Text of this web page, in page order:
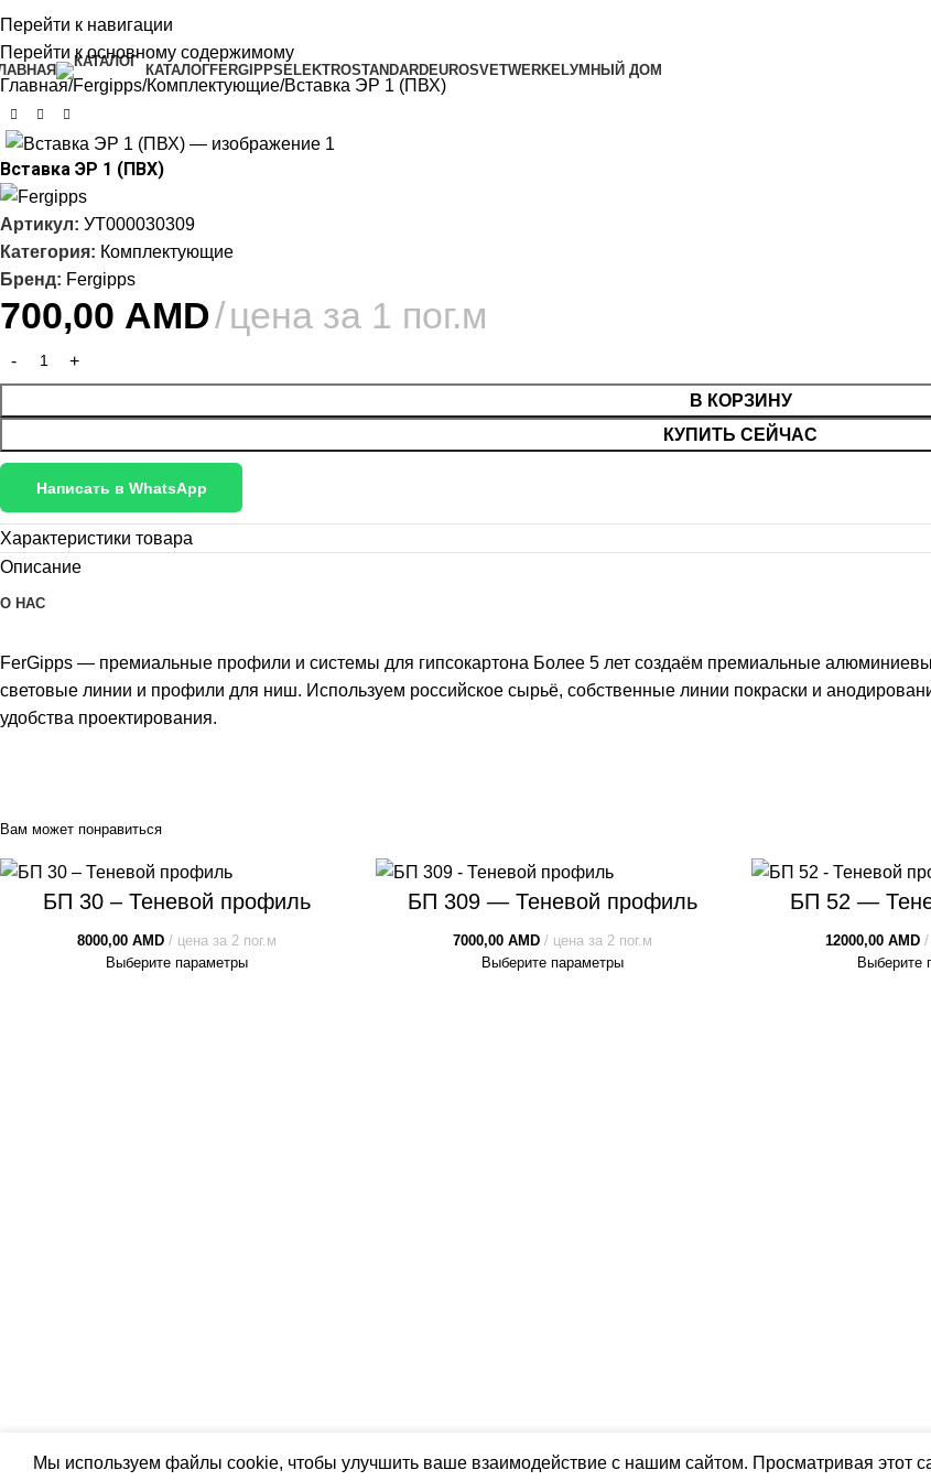
Перейти к навигации
Перейти к основному содержимому
КОНТАКТЫПРАВИЛА
КАТАЛОГFERGIPPS ELEKTROSTANDARDEUROSVETWERKELУМНЫЙ ДОМ
Главная Fergipps Комплектующие Вставка ЭР 1 (ПВХ)
Вставка ЭР 1 (ПВХ)
Артикул: УТ000030309
Категория: Комплектующие
Бренд: Fergipps
700,00 AMD цена за 1 пог.м
В КОРЗИНУ
КУПИТЬ СЕЙЧАС
Написать в WhatsApp
Характеристики товара
Описание
О НАС
FerGipps — премиальные профили и системы для гипсокартона Более 5 лет создаём премиальные
световые линии и профили для ниш. Используем российское сырьё, собственные линии покраски и
удобства проектирования.
Вам может понравиться
БП 30 – Теневой профиль
8000,00 AMD
цена за 2 пог.м
Выберите параметры
БП 309 — Теневой профиль
7000,00 AMD
цена за 2 пог.м
Выберите параметры
БП 52 —
12000,00 AMD
Выберите
Мы используем файлы cookie, чтобы улучшить ваше взаимодействие с нашим сайтом. Просматривая этот